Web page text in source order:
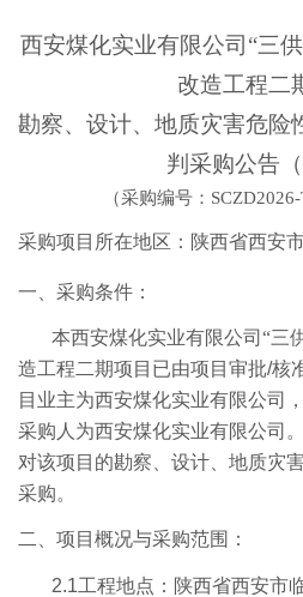
西安煤化实业有限公司“三
改造工程二
勘察、设计、地质灾害危险
判采购公告（
（采购编号：
采购项目所在地区：陕西省西安
一、 采购条件：
本西安煤化实业有限公司“三
造工程二期项目已由项目审批/核
目业主为西安煤化实业有限公司
采购人为西安煤化实业有限公司
对该项目的勘察、设计、地质灾
采购。
二、 项目概况与采购范围：
2.1工程地点：陕西省西安市